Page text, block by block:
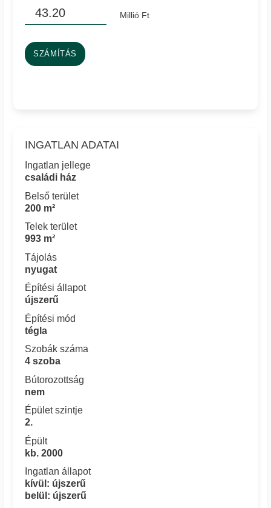
Millió Ft
SZÁMÍTÁS
INGATLAN ADATAI
Ingatlan jellege
családi ház
Belső terület
200 m²
Telek terület
993 m²
Tájolás
nyugat
Építési állapot
újszerű
Építési mód
tégla
Szobák száma
4 szoba
Bútorozottság
nem
Épület szintje
2.
Épült
kb. 2000
Ingatlan állapot
kívül: újszerű
belül: újszerű